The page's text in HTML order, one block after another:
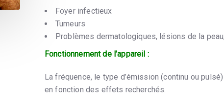
Foyer infectieux
Tumeurs
Problèmes dermatologiques, lésions de la
Fonctionnement de l’appareil :
La fréquence, le type d’émission (continu ou
en fonction des effets recherchés.